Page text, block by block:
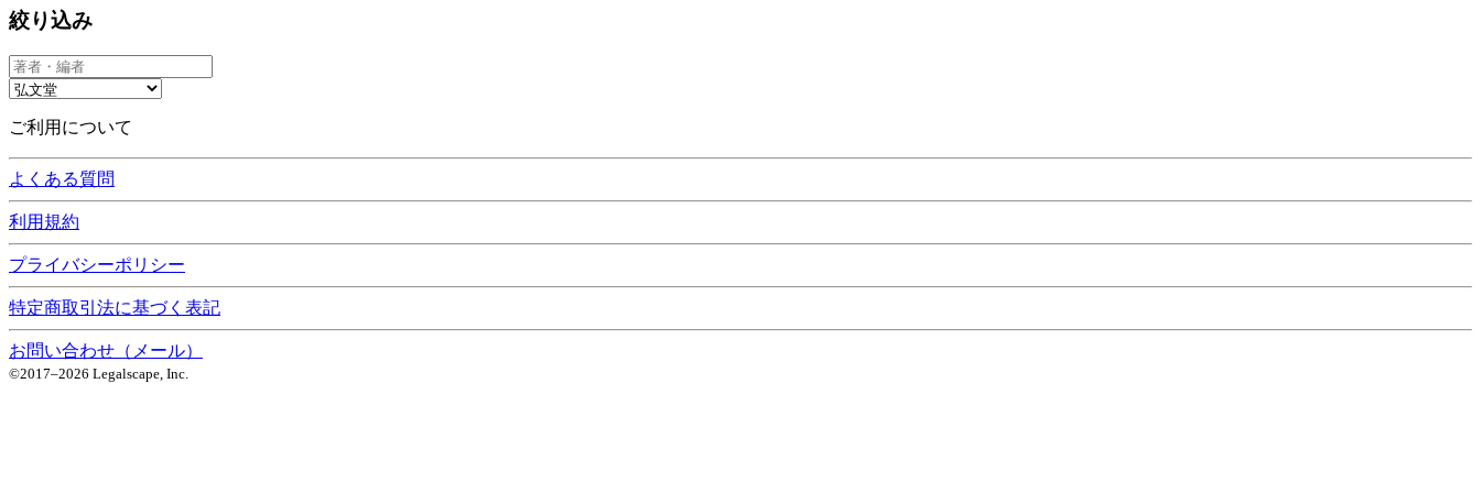
絞り込み
ご利用について
よくある質問
利用規約
プライバシーポリシー
特定商取引法に基づく表記
お問い合わせ（メール）
©2017–2026 Legalscape, Inc.